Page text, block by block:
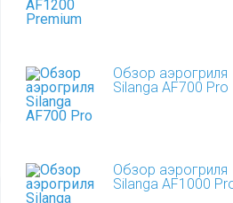
Обзор аэрогриля
Silanga AF700 Pro
Обзор аэрогриля
Silanga AF1000